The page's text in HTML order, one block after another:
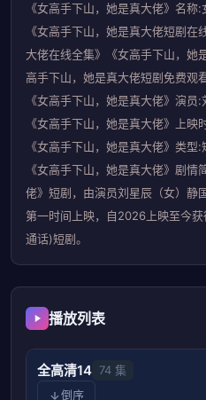
《女高手下山，她是真大佬》名
《女高手下山，她是真大佬短剧
大佬在线全集》《女高手下山，她
高手下山，她是真大佬短剧免费观
《女高手下山，她是真大佬》演
《女高手下山，她是真大佬》上
《女高手下山，她是真大佬》类
《女高手下山，她是真大佬》剧
佬》短剧，由演员刘星辰（女）静
第一时间上映，自2026上映至今
通话)短剧。
播放列表
全高清14 74 集
倒序